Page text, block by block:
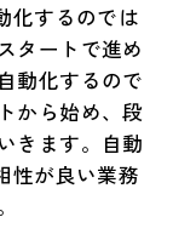
化するのでは
タートで進め
動化するので
から始め、段
きます。自動
性が良い業務